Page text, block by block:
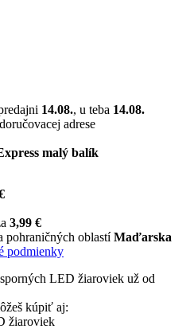
14.08., u teba 14.08.
adrese
malý balík
3,99 €
pohraničných oblastíMaďarska
podmienky
LED žiaroviek už od
kúpiť aj:
žiaroviek